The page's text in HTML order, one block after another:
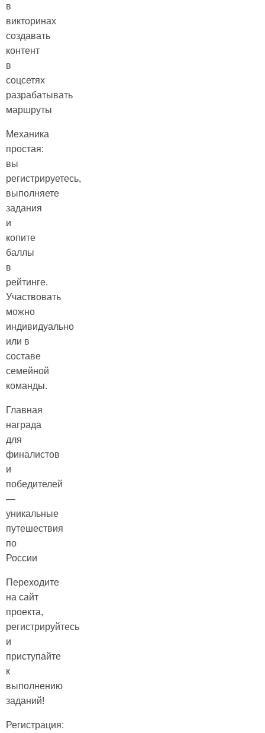
в
викторинах
создавать
контент
в
соцсетях
разрабатывать
маршруты
Механика
простая:
вы
регистрируетесь,
выполняете
задания
и
копите
баллы
в
рейтинге.
Участвовать
можно
индивидуально
или в
составе
семейной
команды.
Главная
награда
для
финалистов
и
победителей
—
уникальные
путешествия
по
России
Переходите
на сайт
проекта,
регистрируйтесь
и
приступайте
к
выполнению
заданий!
Регистрация: